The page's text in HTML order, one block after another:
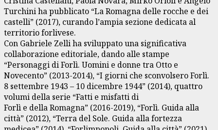
Turchini ha pubblicato “La Romagna delle rocche e dei
castelli” (2017), curando l’ampia sezione dedicata al
territorio forlivese.
Con Gabriele Zelli ha sviluppato una significativa
collaborazione editoriale, dando alle stampe
“Personaggi di Forlì. Uomini e donne tra Otto e
Novecento” (2013-2014), “I giorni che sconvolsero Forlì.
8 settembre 1943 – 10 dicembre 1944” (2014), quattro
volumi della serie “Fatti e misfatti di
Forlì e della Romagna” (2016-2019), “Forlì. Guida alla
città” (2012), “Terra del Sole. Guida alla fortezza